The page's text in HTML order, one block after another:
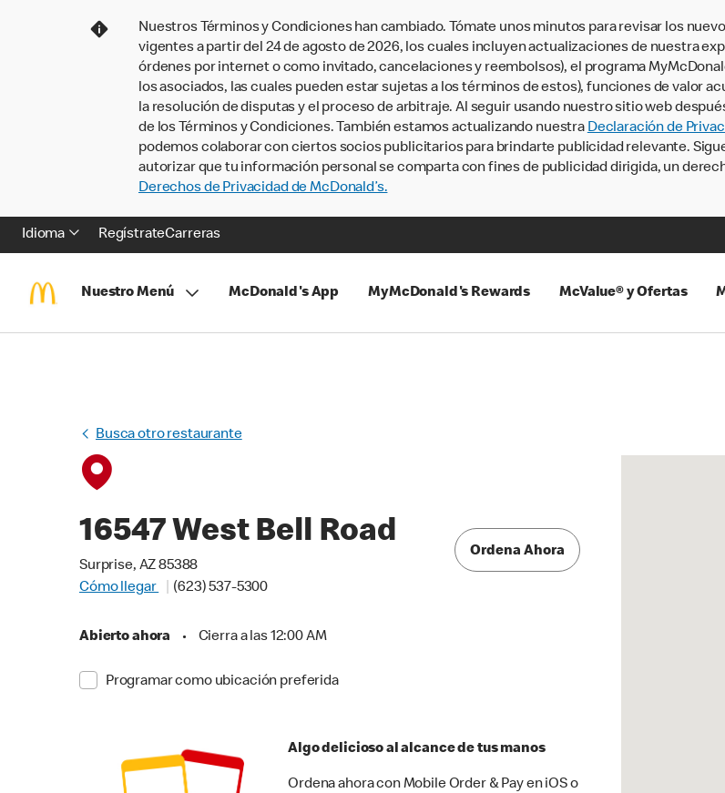
Nuestros Términos y Condiciones han cambiado. Tómate unos minutos para revisar los
vigentes a partir del 24 de agosto de 2026, los cuales incluyen actualizaciones de nuestra
órdenes por internet o como invitado, cancelaciones y reembolsos), el programa
los asociados, las cuales pueden estar sujetas a los términos de estos), funciones de valor
la resolución de disputas y el proceso de arbitraje. Al seguir usando nuestro sitio web
de los Términos y Condiciones. También estamos actualizando nuestra Declaración de
podemos colaborar con ciertos socios publicitarios para brindarte publicidad relevante.
autorizar que tu información personal se comparta con fines de publicidad dirigida, un
Derechos de Privacidad de McDonald’s.
Idioma RegístrateCarreras
Nuestro Menú McDonald's App MyMcDonald's Rewards McValue® y Ofertas
Busca otro restaurante
16547 West Bell Road
Surprise, AZ 85388
Cómo llegar
(623) 537-5300
Abierto ahora • Cierra a las 12:00 AM
Programar como ubicación preferida
Ordena Ahora
Algo delicioso al alcance de tus manos
Ordena ahora con Mobile Order & Pay en iOS o